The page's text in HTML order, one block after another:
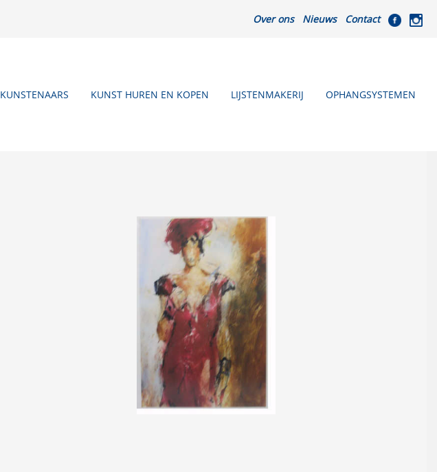
Over ons Nieuws Contact
KUNSTENAARS KUNST HUREN EN KOPEN LIJSTENMAKERIJ OPHANGSYSTEMEN